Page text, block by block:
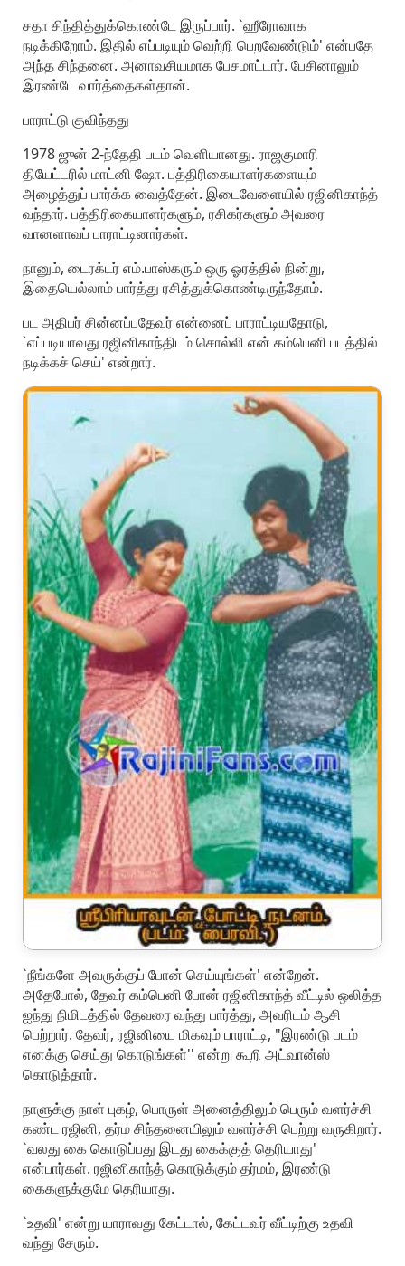
சதா சிந்தித்துக்கொண்டே இருப்பார். `ஹீரோவாக
நடிக்கிறோம். இதில் எப்படியும் வெற்றி பெறவேண்டும்' என்பதே
அந்த சிந்தனை. அனாவசியமாக பேசமாட்டார். பேசினாலும்
இரண்டே வார்த்தைகள்தான்.
பாராட்டு குவிந்தது
1978 ஜுன் 2-ந்தேதி படம் வெளியானது. ராஜகுமாரி
தியேட்டரில் மாட்னி ஷோ. பத்திரிகையாளர்களையும்
அழைத்துப் பார்க்க வைத்தேன். இடைவேளையில் ரஜினிகாந்த்
வந்தார். பத்திரிகையாளர்களும், ரசிகர்களும் அவரை
வானளாவப் பாராட்டினார்கள்.
நானும், டைரக்டர் எம்.பாஸ்கரும் ஒரு ஓரத்தில் நின்று,
இதையெல்லாம் பார்த்து ரசித்துக்கொண்டிருந்தோம்.
பட அதிபர் சின்னப்பதேவர் என்னைப் பாராட்டியதோடு,
`எப்படியாவது ரஜினிகாந்திடம் சொல்லி என் கம்பெனி படத்தில்
நடிக்கச் செய்' என்றார்.
`நீங்களே அவருக்குப் போன் செய்யுங்கள்' என்றேன்.
அதேபோல், தேவர் கம்பெனி போன் ரஜினிகாந்த் வீட்டில் ஒலித்த
ஐந்து நிமிடத்தில் தேவரை வந்து பார்த்து, அவரிடம் ஆசி
பெற்றார். தேவர், ரஜினியை மிகவும் பாராட்டி, "இரண்டு படம்
எனக்கு செய்து கொடுங்கள்'' என்று கூறி அட்வான்ஸ்
கொடுத்தார்.
நாளுக்கு நாள் புகழ், பொருள் அனைத்திலும் பெரும் வளர்ச்சி
கண்ட ரஜினி, தர்ம சிந்தனையிலும் வளர்ச்சி பெற்று வருகிறார்.
`வலது கை கொடுப்பது இடது கைக்குத் தெரியாது'
என்பார்கள். ரஜினிகாந்த் கொடுக்கும் தர்மம், இரண்டு
கைகளுக்குமே தெரியாது.
`உதவி' என்று யாராவது கேட்டால், கேட்டவர் வீட்டிற்கு உதவி
வந்து சேரும்.